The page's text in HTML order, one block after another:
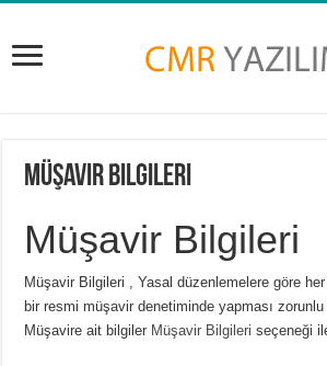
Müşavir Bilgileri
Müşavir Bilgileri
Müşavir Bilgileri , Yasal düzenlemelere göre
bir resmi müşavir denetiminde yapması
Müşavire ait bilgiler Müşavir Bilgileri seçeneği